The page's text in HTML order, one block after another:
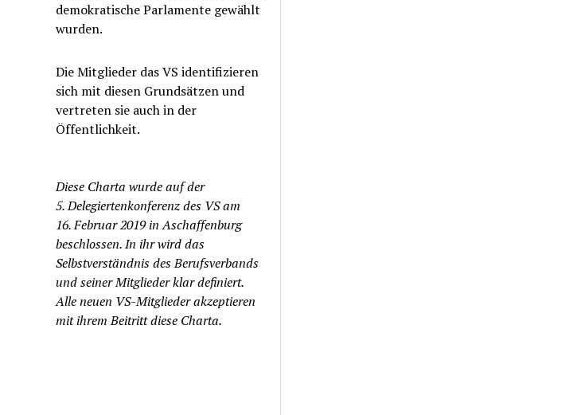
demokratische Parlamente gewählt
wurden.
Die Mitglieder das VS identifizieren
sich mit diesen Grundsätzen und
vertreten sie auch in der
Öffentlichkeit.
Diese Charta wurde auf der
5. Delegiertenkonferenz des VS am
16. Februar 2019 in Aschaffenburg
beschlossen. In ihr wird das
Selbstverständnis des Berufsverbands
und seiner Mitglieder klar definiert.
Alle neuen VS-Mitglieder akzeptieren
mit ihrem Beitritt diese Charta.